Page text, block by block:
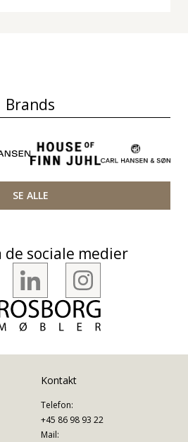
Brands
SE ALLE
de sociale medier
Kontakt
Telefon:
+45 86 98 93 22
Mail: